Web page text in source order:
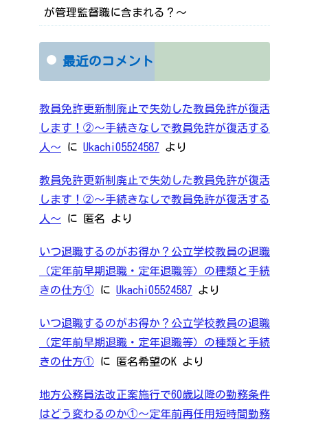
が管理監督職に含まれる？～
最近のコメント
教員免許更新制廃止で失効した教員免許が復活
します！②～手続きなしで教員免許が復活する
人～ に Ukachi05524587 より
教員免許更新制廃止で失効した教員免許が復活
します！②～手続きなしで教員免許が復活する
人～ に 匿名 より
いつ退職するのがお得か？公立学校教員の退職
（定年前早期退職・定年退職等）の種類と手続
きの仕方① に Ukachi05524587 より
いつ退職するのがお得か？公立学校教員の退職
（定年前早期退職・定年退職等）の種類と手続
きの仕方① に 匿名希望のK より
地方公務員法改正案施行で60歳以降の勤務条件
はどう変わるのか①～定年前再任用短時間勤務